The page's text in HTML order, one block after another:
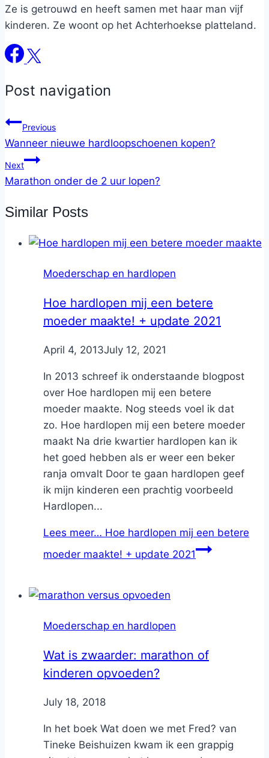
Ze is getrouwd en heeft samen met haar man vijf
kinderen. Ze woont op het Achterhoekse platteland.
Post navigation
Previous
Wanneer nieuwe hardloopschoenen kopen?
Next
Marathon onder de 2 uur lopen?
Similar Posts
Moederschap en hardlopen
Hoe hardlopen mij een betere
moeder maakte! + update 2021
ByNicole
April 4, 2013July 12, 2021
In 2013 schreef ik onderstaande blogpost
over Hoe hardlopen mij een betere
moeder maakte. Nog steeds voel ik dat
zo. Hoe hardlopen mij een betere moeder
maakt Na drie kwartier hardlopen kan ik
het goed hebben als er weer een beker
ranja omvalt Door te gaan hardlopen geef
ik mijn kinderen een prachtig voorbeeld
Hardlopen...
Lees meer… Hoe hardlopen mij een betere
moeder maakte! + update 2021
Moederschap en hardlopen
Wat is zwaarder: marathon of
kinderen opvoeden?
ByNicole
July 18, 2018
In het boek Wat doen we met Fred? van
Tineke Beishuizen kwam ik een grappig